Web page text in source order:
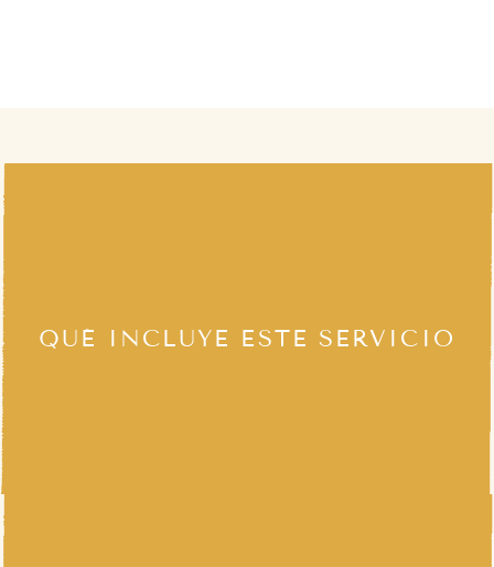
QUÉ INCLUYE ESTE SERVICIO